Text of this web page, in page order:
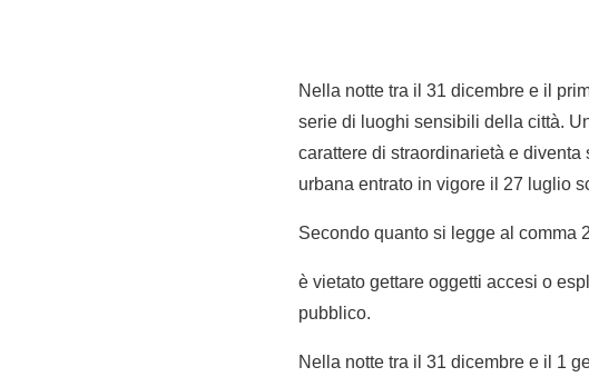
Nella notte tra il 31 dicembre e il
serie di luoghi sensibili della città.
carattere di straordinarietà e
urbana entrato in vigore il 27 luglio
Secondo quanto si legge al comma
è vietato gettare oggetti accesi o
pubblico.
Nella notte tra il 31 dicembre e il 1